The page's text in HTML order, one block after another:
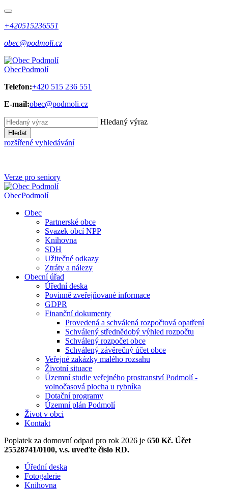
+420515236551
obec@podmoli.cz
ObecPodmolí
Telefon:+420 515 236 551
E-mail:obec@podmoli.cz
Hledaný výraz
Hledat
rozšířené vyhledávání
Verze pro seniory
ObecPodmolí
Obec
Partnerské obce
Svazek obcí NPP
Knihovna
SDH
Užitečné odkazy
Ztráty a nálezy
Obecní úřad
Úřední deska
Povinně zveřejňované informace
GDPR
Finanční dokumenty
Provedená a schválená rozpočtová opatření
Schválený střednědobý výhled rozpočtu
Schválený rozpočet obce
Schválený závěrečný účet obce
Veřejné zakázky malého rozsahu
Životní situace
Územní studie veřejného prostranství Podmolí -
volnočasová plocha u rybníka
Dotační programy
Územní plán Podmolí
Život v obci
Kontakt
Poplatek za domovní odpad pro rok 2026 je 650 Kč. Účet
25528741/0100, v.s. uveďte číslo RD.
Úřední deska
Fotogalerie
Knihovna